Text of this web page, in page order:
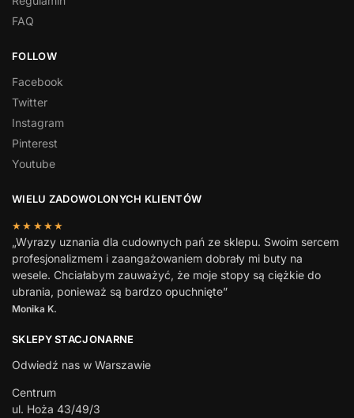
FAQ
FOLLOW
Facebook
Twitter
Instagram
Pinterest
Youtube
WIELU ZADOWOLONYCH KLIENTÓW
★★★★★
„Wyrazy uznania dla cudownych pań ze sklepu. Swoim sercem
profesjonalizmem i zaangażowaniem dobrały mi buty na
wesele. Chciałabym zauważyć, że moje stopy są ciężkie do
ubrania, ponieważ są bardzo opuchnięte”
Monika K.
SKLEPY STACJONARNE
Odwiedź nas w Warszawie
Centrum
ul. Hoża 43/49/3